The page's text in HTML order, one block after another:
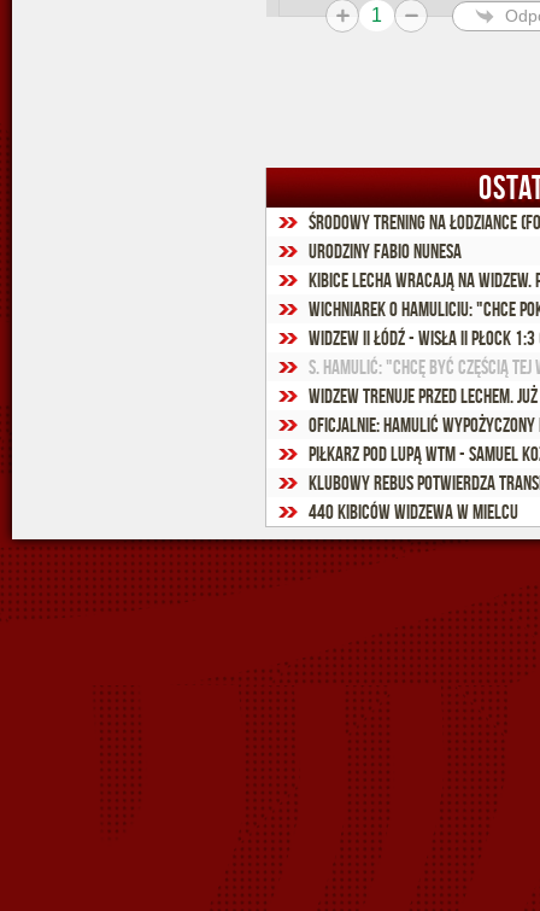
1
Środowy trening na Łodziance
Urodziny Fabio Nunesa
Kibice Lecha wracają na
Wichniarek o Hamuliciu: "Chce
Widzew II Łódź - Wisła II Płock 1:3
S. Hamulić: "Chcę być częścią
Widzew trenuje przed Lechem.
Oficjalnie: Hamulić wypożyczony
Piłkarz pod lupą WTM - Samuel
Klubowy rebus potwierdza
440 kibiców Widzewa w Mielcu